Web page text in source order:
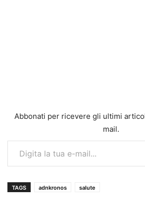
Abbonati per ricevere gli ultimi
mail.
Digita la tua e-mail...
TAGS adnkronos salute